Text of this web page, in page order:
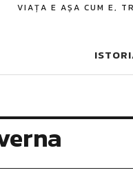
VIAȚA E AȘA CUM E,